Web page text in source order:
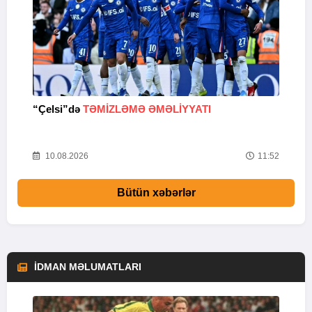
“Çelsi”də TƏMIZLƏMƏ ƏMƏLIYYATI
10.08.2026 11:52
Bütün xəbərlər
İDMAN MƏLUMATLARI